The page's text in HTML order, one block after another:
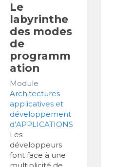
Le
labyrinthe
des modes
de
programm
ation
Module
Architectures
applicatives et
développement
d’APPLICATIONS
Les
développeurs
font face à une